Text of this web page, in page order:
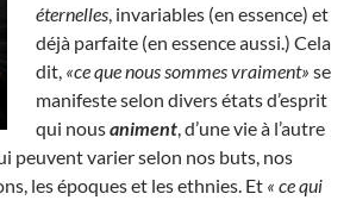
éternelles , invariables (en essence) et
déjà parfaite (en essence aussi.) Cela
dit, «ce que nous sommes vraiment» se
manifeste selon divers états d’esprit
qui nousaniment , d’une vie à l’autre
peuvent varier selon nos buts, nos
les époques et les ethnies. Et « ce qui